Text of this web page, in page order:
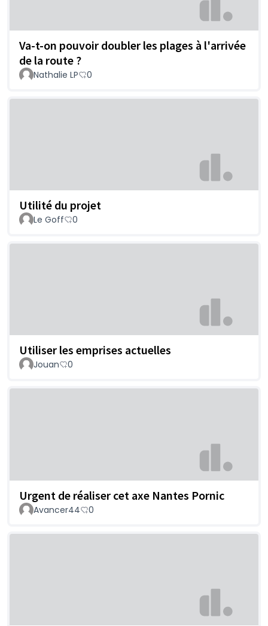
Va-t-on pouvoir doubler les plages à l'arrivée
de la route ?
Nathalie LP 0
Utilité du projet
Le Goff 0
Utiliser les emprises actuelles
Jouan 0
Urgent de réaliser cet axe Nantes Pornic
Avancer44 0